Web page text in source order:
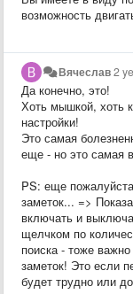
возможность
Вячеслав2
Да конечно, это!
Хоть мышкой, хоть
настройки!
Это самая
еще - но это самая
PS: еще
заметок... =>
включать и
щелчком по
поиска - тоже
заметок! Это если
будет трудно или